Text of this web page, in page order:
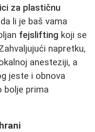
za plastičnu
li je baš vama
fejslifting koji se
napretku,
anesteziji, a
jeste i obnova
bolje prima